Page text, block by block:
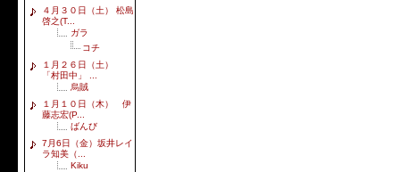
４月３０日（土） 松島
啓之(T...
ガラ
コチ
１月２６日（土）
「村田中」 ...
烏賊
１月１０日（木） 伊
藤志宏(P...
ばんび
7月6日（金）坂井レイ
ラ知美（...
Kiku